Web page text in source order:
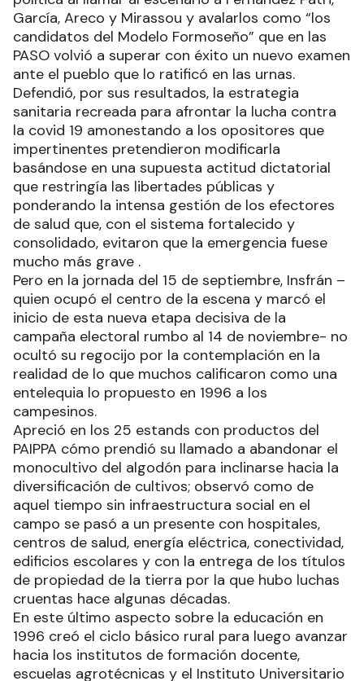
García, Areco y Mirassou y avalarlos como “los
candidatos del Modelo Formoseño” que en las
PASO volvió a superar con éxito un nuevo examen
ante el pueblo que lo ratificó en las urnas.
Defendió, por sus resultados, la estrategia
sanitaria recreada para afrontar la lucha contra
la covid 19 amonestando a los opositores que
impertinentes pretendieron modificarla
basándose en una supuesta actitud dictatorial
que restringía las libertades públicas y
ponderando la intensa gestión de los efectores
de salud que, con el sistema fortalecido y
consolidado, evitaron que la emergencia fuese
mucho más grave .
Pero en la jornada del 15 de septiembre, Insfrán –
quien ocupó el centro de la escena y marcó el
inicio de esta nueva etapa decisiva de la
campaña electoral rumbo al 14 de noviembre- no
ocultó su regocijo por la contemplación en la
realidad de lo que muchos calificaron como una
entelequia lo propuesto en 1996 a los
campesinos.
Apreció en los 25 estands con productos del
PAIPPA cómo prendió su llamado a abandonar el
monocultivo del algodón para inclinarse hacia la
diversificación de cultivos; observó como de
aquel tiempo sin infraestructura social en el
campo se pasó a un presente con hospitales,
centros de salud, energía eléctrica, conectividad,
edificios escolares y con la entrega de los títulos
de propiedad de la tierra por la que hubo luchas
cruentas hace algunas décadas.
En este último aspecto sobre la educación en
1996 creó el ciclo básico rural para luego avanzar
hacia los institutos de formación docente,
escuelas agrotécnicas y el Instituto Universitario